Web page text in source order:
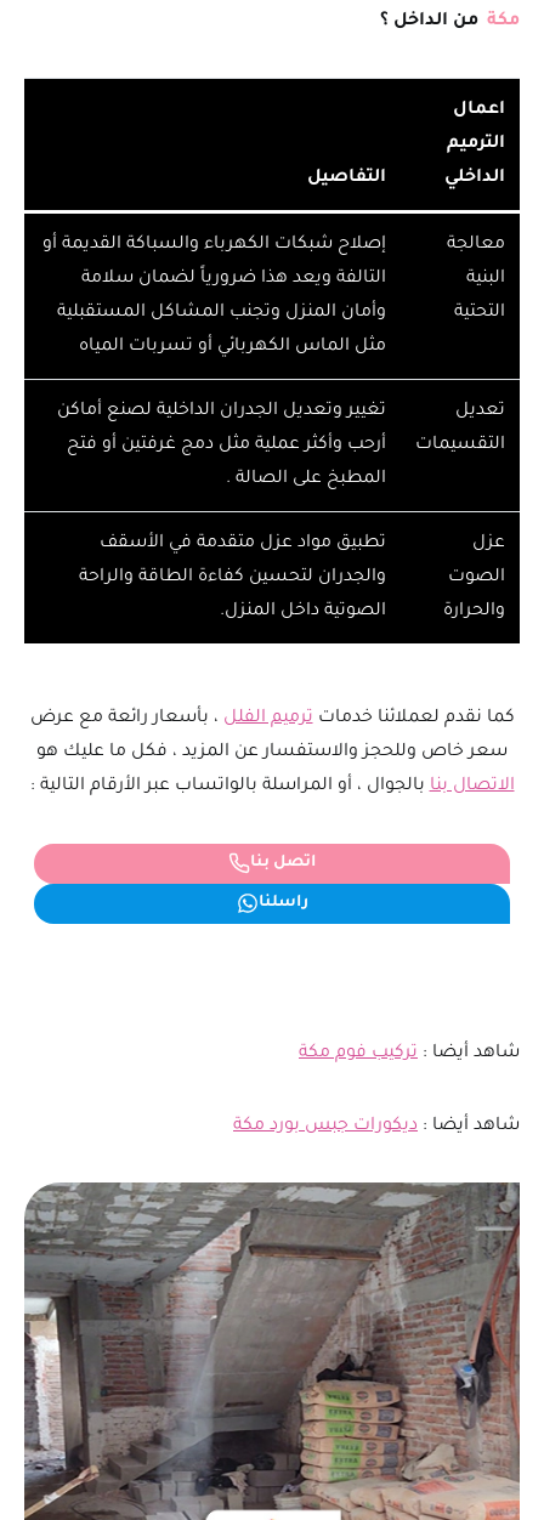
مكة من الداخل ؟
اعمال
الترميم
الداخلي
التفاصيل
معالجة
البنية
التحتية
إصلاح شبكات الكهرباء والسباكة القديمة أو
التالفة ويعد هذا ضرورياً لضمان سلامة
وأمان المنزل وتجنب المشاكل المستقبلية
مثل الماس الكهربائي أو تسربات المياه
تعديل
التقسيمات
تغيير وتعديل الجدران الداخلية لصنع أماكن
أرحب وأكثر عملية مثل دمج غرفتين أو فتح
المطبخ على الصالة .
عزل
الصوت
والحرارة
تطبيق مواد عزل متقدمة في الأسقف
والجدران لتحسين كفاءة الطاقة والراحة
الصوتية داخل المنزل.
كما نقدم لعملائنا خدماتترميم الفلل ، بأسعار رائعة مع عرض
سعر خاص وللحجز والاستفسار عن المزيد ، فكل ما عليك هو
الاتصال بنابالجوال ، أو المراسلة بالواتساب عبر الأرقام التالية :
اتصل بنا
راسلنا
شاهد أيضا : تركيب فوم مكة
شاهد أيضا : ديكورات جبس بورد مكة